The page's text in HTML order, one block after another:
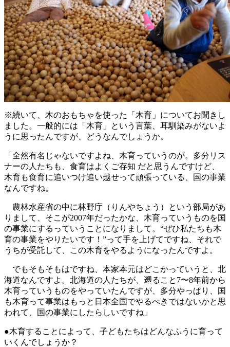
※続いて、木のおもちゃを使った「木育」についてお聞きし
ました。一般的には「木育」という言葉、耳馴染みがないよ
うに思ったんですが、どうなんでしょうか。
「全然有名じゃないですよね、木育っていうのが。多分リス
ナーの人たちも、食育はよくご存知 だと思うんですけど、
木育も食育に追いつけ追い越せって頑張っている、国の事業
なんですね。
農林水産省の中に林野庁（りんやちょう）という部局があ
りまして、そこが2007年だったかな、木育っていうものを国
の事業にするっていうことになりまして。“ぜひ私たちも木
育の事業をやりたいです！”って手を上げてですね、それで
うちが受託して、この木育をやるようになったんですよ。
でもそもそもはですね、本家本元はどこかっていうと、北
海道なんですよ。北海道の人たちが、遡ること7〜8年前から
木育っていうものをやっていたんですが、多分やっぱり、国
も木育って事業はもっと日本全国でやるべきではないかと思
われて、国の事業にしたらしいですね」
●木育することによって、子どもたちはどんなふうに育って
いくんでしょうか？